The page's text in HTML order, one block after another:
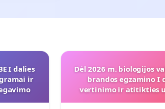
I dalies
ir
Dėl 2026 m. biologijos
brandos egzamino I
vertinimo ir atitikties